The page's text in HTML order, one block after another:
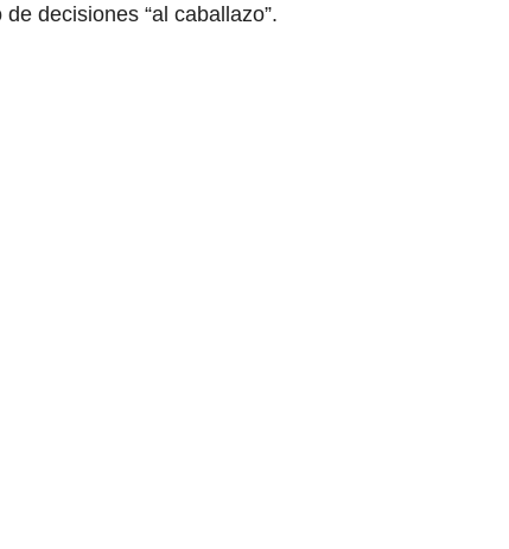
decisiones “al caballazo”.